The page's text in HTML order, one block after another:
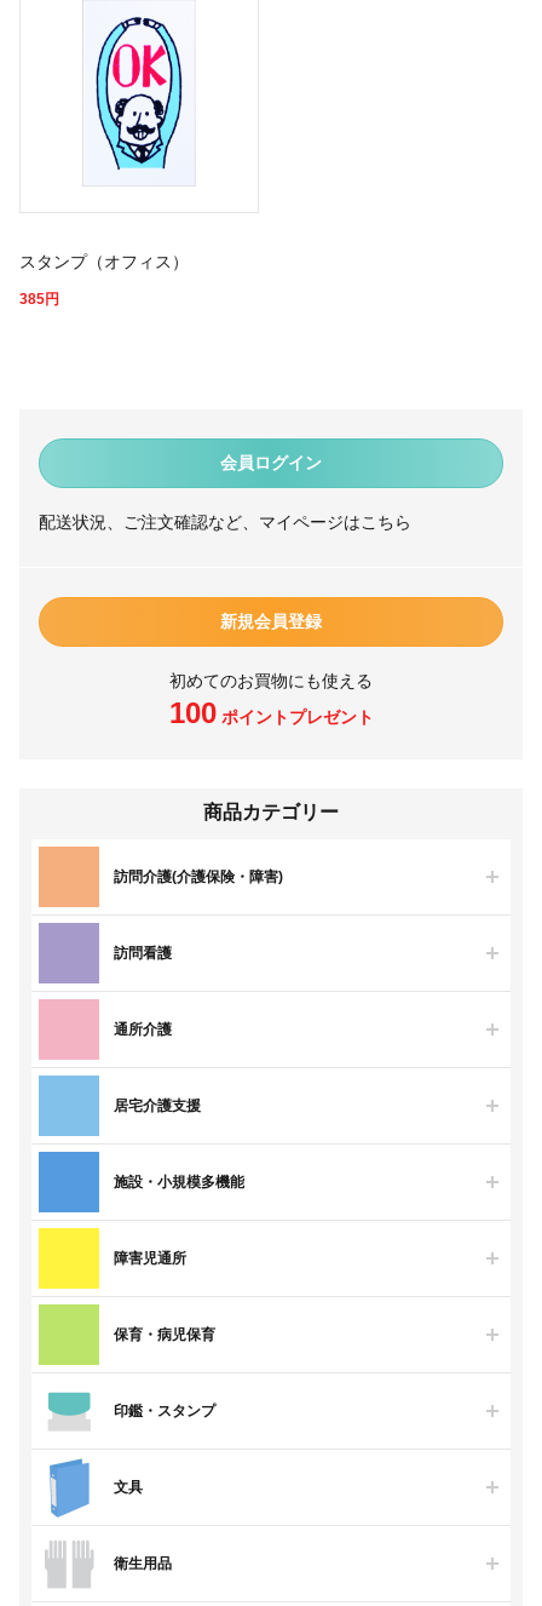
会員ログイン
配送状況、ご注文確認など、マイページはこちら
新規会員登録
初めてのお買物にも使える
100ポイントプレゼント
商品カテゴリー
訪問介護(介護保険・障害)
訪問看護
通所介護
居宅介護支援
施設・小規模多機能
障害児通所
保育・病児保育
印鑑・スタンプ
文具
衛生用品
スタンプ（オフィス）
385円